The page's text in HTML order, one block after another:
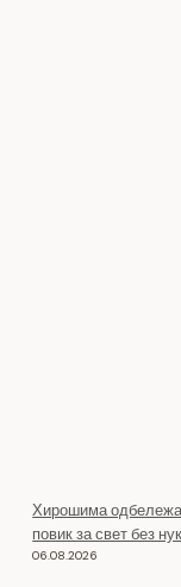
Хирошима
повик за свет без
06.08.2026